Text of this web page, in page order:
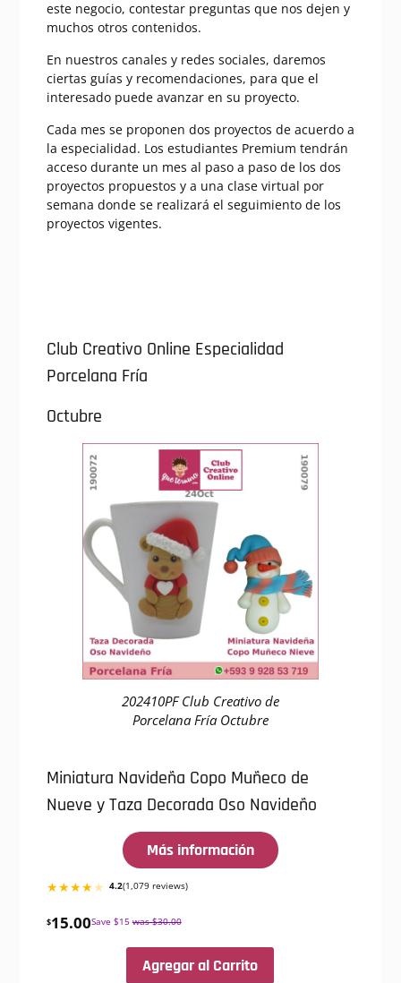
este negocio, contestar preguntas que nos dejen y
muchos otros contenidos.
En nuestros canales y redes sociales, daremos
ciertas guías y recomendaciones, para que el
interesado puede avanzar en su proyecto.
Cada mes se proponen dos proyectos de acuerdo a
la especialidad. Los estudiantes Premium tendrán
acceso durante un mes al paso a paso de los dos
proyectos propuestos y a una clase virtual por
semana donde se realizará el seguimiento de los
proyectos vigentes.
Club Creativo Online Especialidad
Porcelana Fría
Octubre
202410PF Club Creativo de
Porcelana Fría Octubre
Miniatura Navideña Copo Muñeco de
Nueve y Taza Decorada Oso Navideño
Más información
★★★★★ 4.2(1,079 reviews)
$15.00Save $15was $30.00
Agregar al Carrito